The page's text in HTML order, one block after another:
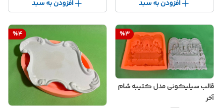
افزودن به سبد افزودن به سبد
%3
قالب سیلیکونی مدل کتیبه شام
آخر
%4